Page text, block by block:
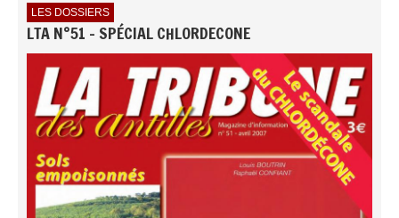
LES DOSSIERS
LTA N°51 - SPÉCIAL CHLORDECONE